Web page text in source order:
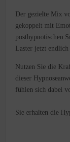
Der gezielte Mix
gekoppelt mit
posthypnotischen
Laster jetzt endlich
Nutzen Sie die
dieser
fühlen sich dabei
Sie erhalten die